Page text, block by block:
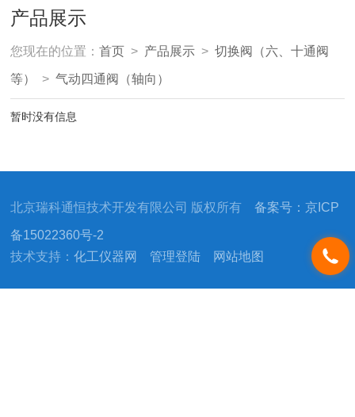
产品展示
您现在的位置：首页 > 产品展示 >切换阀（六、十通阀
等） >气动四通阀（轴向）
暂时没有信息
北京瑞科通恒技术开发有限公司 版权所有备案号：京ICP
备15022360号-2
技术支持：化工仪器网 管理登陆 网站地图